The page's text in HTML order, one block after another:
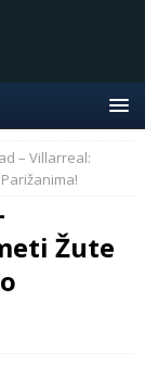
– Villarreal:
Žute